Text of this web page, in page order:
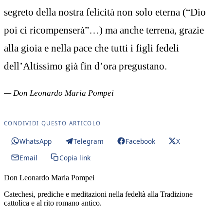
segreto della nostra felicità non solo eterna (“Dio
poi ci ricompenserà”…) ma anche terrena, grazie
alla gioia e nella pace che tutti i figli fedeli
dell’Altissimo già fin d’ora pregustano.
— Don Leonardo Maria Pompei
CONDIVIDI QUESTO ARTICOLO
WhatsApp Telegram Facebook
X
Email
Copia link
Don Leonardo Maria Pompei
Catechesi, prediche e meditazioni nella fedeltà alla Tradizione
cattolica e al rito romano antico.